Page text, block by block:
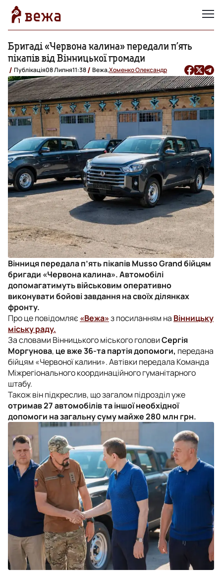
Бригаді «Червона калина» передали п’ять
пікапів від Вінницької громади
Публікація08 Липня11:38 Вежа,Хоменко Олександр
Вінниця передала п’ять пікапів Musso Grand бійцям
бригади «Червона калина». Автомобілі
допомагатимуть військовим оперативно
виконувати бойові завдання на своїх ділянках
фронту.
Про це повідомляє«Вежа»з посиланням на Вінницьку
міську раду.
За словами Вінницького міського головиСергія
Моргунова, це вже 36-та партія допомоги, передана
бійцям «Червоної калини». Автівки передала Команда
Міжрегіонального координаційного гуманітарного
штабу.
Також він підкреслив, що загалом підрозділ уже
отримав 27 автомобілів та іншої необхідної
допомоги на загальну суму майже 280 млн грн.